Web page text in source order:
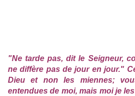
"Ne tarde pas, dit le Seigneur,
ne diffère pas de jour en jour."
Dieu et non les miennes;
entendues de moi, mais moi je